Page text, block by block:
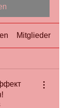
Mitglieder